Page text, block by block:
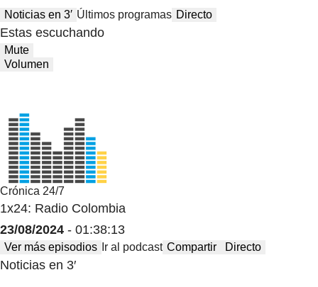
Noticias en 3′ Últimos programas Directo
Estas escuchando
Mute
Volumen
Crónica 24/7
1x24: Radio Colombia
23/08/2024 - 01:38:13
Ver más episodios Ir al podcast Compartir Directo
Noticias en 3′